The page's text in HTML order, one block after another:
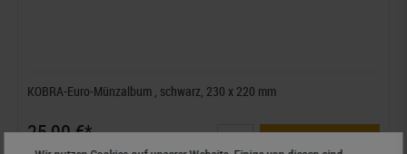
KOBRA-Euro-Münzalbum , schwarz, 230 x 220 mm
25,90 €*